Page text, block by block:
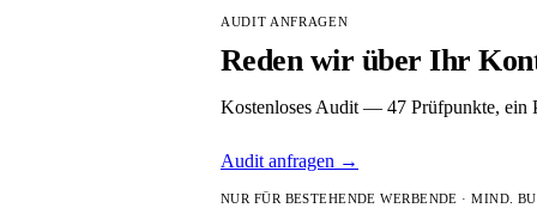
AUDIT ANFRAGEN
Reden wir über Ihr
Kostenloses Audit — 47 Prüfpunkte, ein
Audit anfragen →
NUR FÜR BESTEHENDE WERBENDE · MIND.